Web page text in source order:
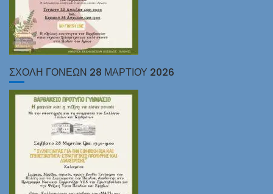
ΣΧΟΛΗ ΓΟΝΕΩΝ 28 ΜΑΡΤΙΟΥ 2026